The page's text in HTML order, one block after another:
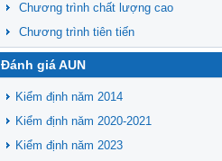
Chương trình chất lượng cao
Chương trình tiên tiến
Đánh giá AUN
Kiểm định năm 2014
Kiểm định năm 2020-2021
Kiểm định năm 2023